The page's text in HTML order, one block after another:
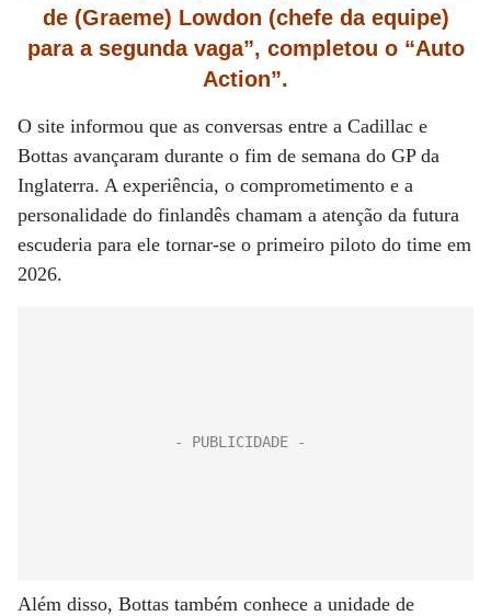
de (Graeme) Lowdon (chefe da equipe)
para a segunda vaga”, completou o “Auto
Action”.
O site informou que as conversas entre a Cadillac e
Bottas avançaram durante o fim de semana do GP da
Inglaterra. A experiência, o comprometimento e a
personalidade do finlandês chamam a atenção da futura
escuderia para ele tornar-se o primeiro piloto do time em
2026.
Além disso, Bottas também conhece a unidade de